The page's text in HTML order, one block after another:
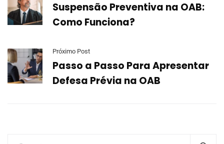
Suspensão Preventiva na OAB:
Como Funciona?
Próximo Post
Passo a Passo Para Apresentar
Defesa Prévia na OAB